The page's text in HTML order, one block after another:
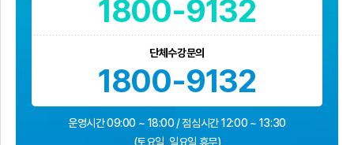
1800-9132
단체수강문의
1800-9132
운영시간 09:00 ~ 18:00 / 점심시간 12:00 ~ 13:30
(토요일, 일요일 휴무)